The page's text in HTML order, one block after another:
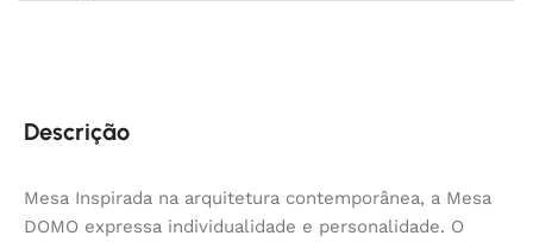
Descrição
Mesa Inspirada na arquitetura contemporânea, a Mesa
DOMO expressa individualidade e personalidade. O